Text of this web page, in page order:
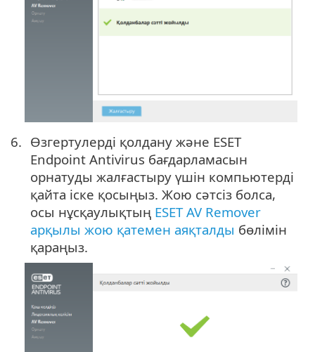
Өзгертулерді қолдану және ESET
Endpoint Antivirus бағдарламасын
орнатуды жалғастыру үшін компьютерді
қайта іске қосыңыз. Жою сәтсіз болса,
осы нұсқаулықтың ESET AV Remover
арқылы жою қатемен аяқталды бөлімін
қараңыз.